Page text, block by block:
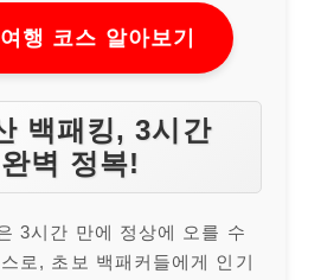
행 코스 알아보기
백패킹, 3시간
벽 정복!
3시간 만에 정상에 오를 수
로, 초보 백패커들에게 인기